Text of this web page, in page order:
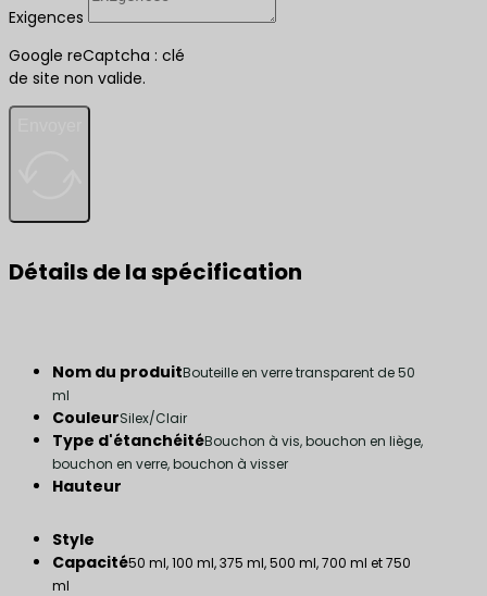
Exigences
Google reCaptcha : clé
de site non valide.
Détails de la spécification
Nom du produitBouteille en verre transparent de 50
ml
CouleurSilex/Clair
Type d'étanchéitéBouchon à vis, bouchon en liège,
bouchon en verre, bouchon à visser
Hauteur
Style
Capacité50 ml, 100 ml, 375 ml, 500 ml, 700 ml et 750
ml